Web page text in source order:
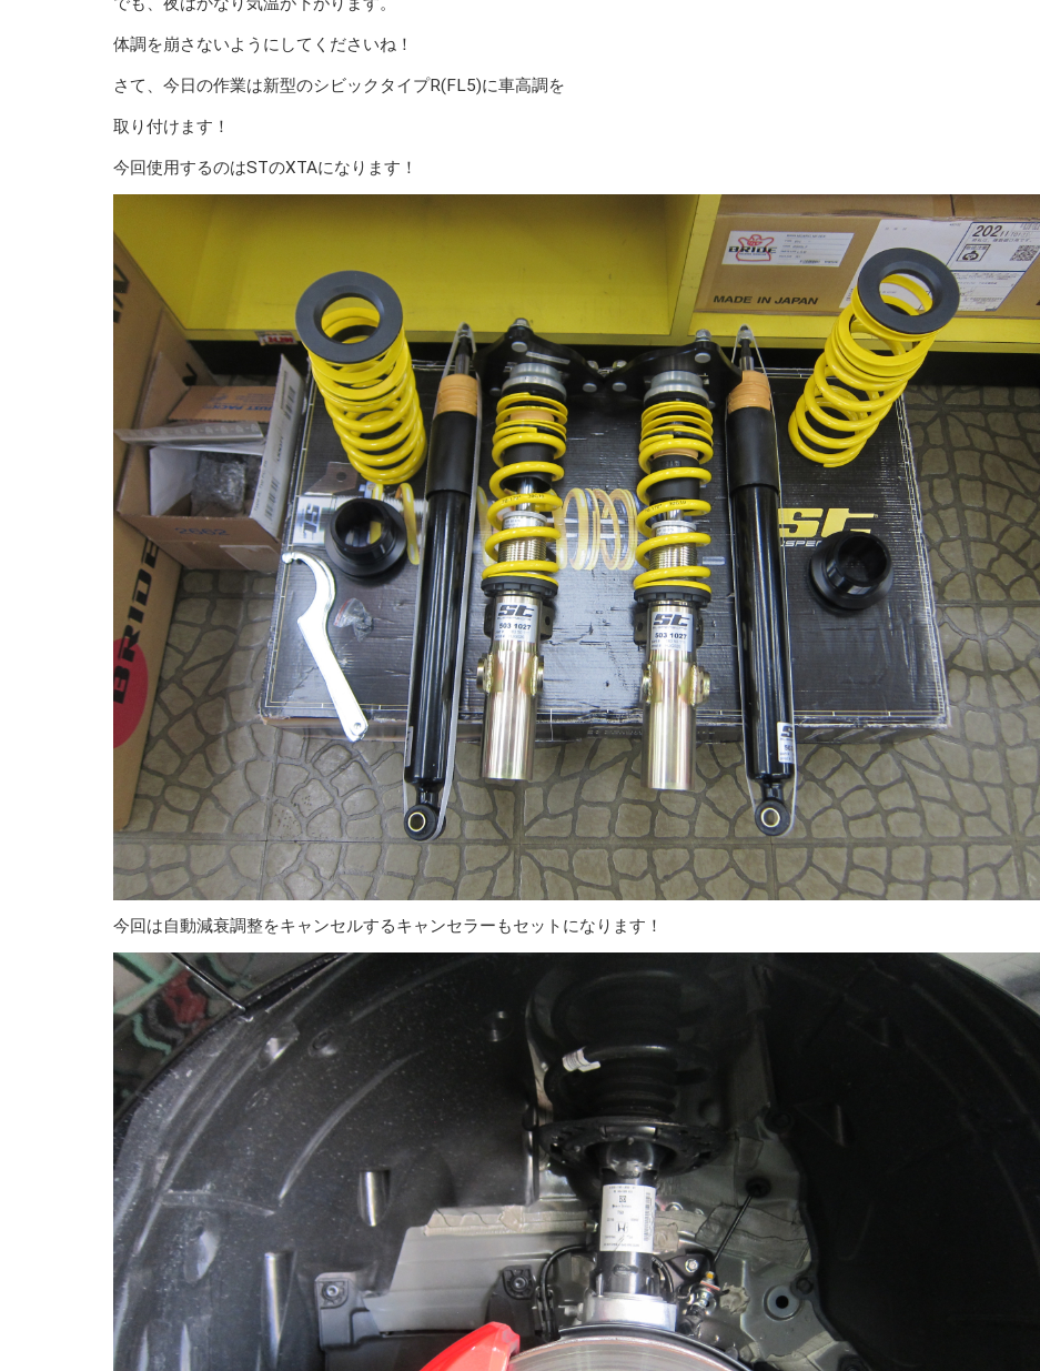
体調を崩さないようにしてくださいね！
さて、今日の作業は新型のシビックタイプR(FL5)に車高調を
取り付けます！
今回使用するのはSTのXTAになります！
今回は自動減衰調整をキャンセルするキャンセラーもセットになります！